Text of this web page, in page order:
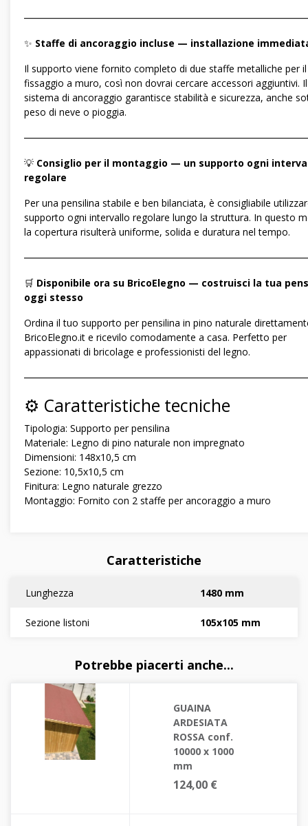
✨ Staffe di ancoraggio incluse — installazione
Il supporto viene fornito completo di due staffe metalliche per il
fissaggio a muro, così non dovrai cercare accessori aggiuntivi. Il
sistema di ancoraggio garantisce stabilità e sicurezza, anche
peso di neve o pioggia.
💡 Consiglio per il montaggio — un supporto ogni
regolare
Per una pensilina stabile e ben bilanciata, è consigliabile
supporto ogni intervallo regolare lungo la struttura. In questo
la copertura risulterà uniforme, solida e duratura nel tempo.
🛒 Disponibile ora su BricoElegno — costruisci la tua
oggi stesso
Ordina il tuo supporto per pensilina in pino naturale
BricoElegno.it e ricevilo comodamente a casa. Perfetto per
appassionati di bricolage e professionisti del legno.
⚙️ Caratteristiche tecniche
Tipologia: Supporto per pensilina
Materiale: Legno di pino naturale non impregnato
Dimensioni: 148x10,5 cm
Sezione: 10,5x10,5 cm
Finitura: Legno naturale grezzo
Montaggio: Fornito con 2 staffe per ancoraggio a muro
Caratteristiche
Lunghezza 1480 mm
Sezione listoni 105x105 mm
Potrebbe piacerti anche...
GUAINA
ARDESIATA
ROSSA conf.
10000 x 1000
mm
124,00 €